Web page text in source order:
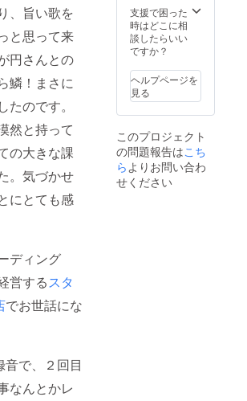
、旨い歌を
と思って来
円さんとの
鱗！まさに
たのです。
然と持って
の大きな課
。気づかせ
にとても感
ディング
営するスタ
でお世話にな
音で、２回目
なんとかレ
し、ご
自身の
交通費
は含ま
ん） •
カラオ
ケ同行
が不必
合はお
知らせ
くださ
い。 •
備考欄
支援で困った
時はどこに相
談したらいい
ですか？
ヘルプページを
見る
このプロジェクト
の問題報告はこち
ら よりお問い合わ
せください